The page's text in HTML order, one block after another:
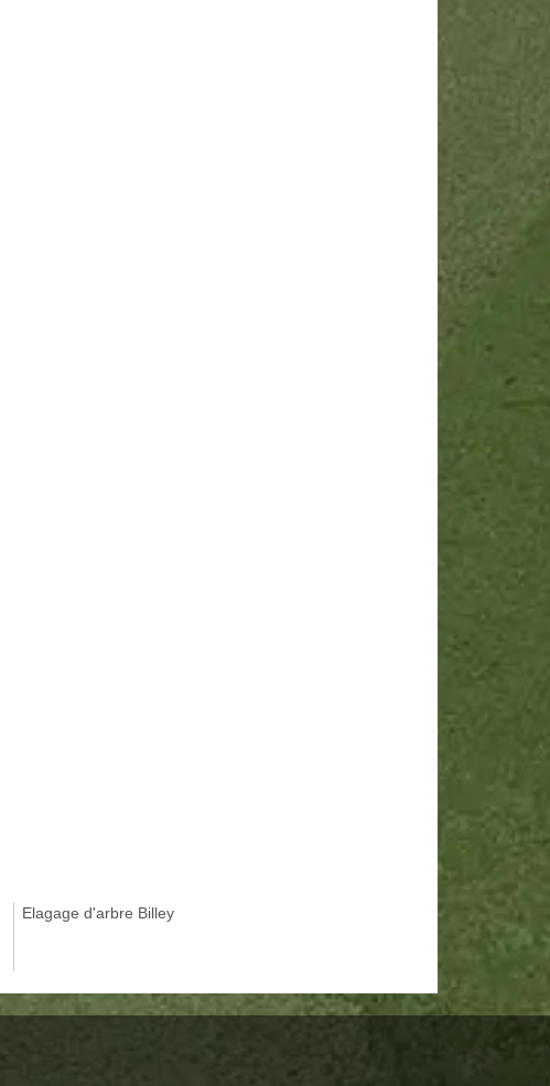
Elagage d'arbre Billey